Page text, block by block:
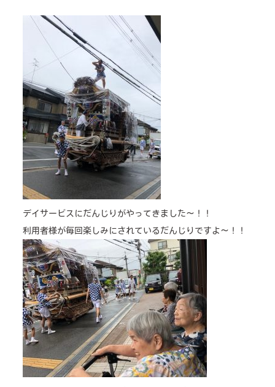
home helper
care plan center
concierge desk
facilities
cafe
news & events
デイサービスにだんじりがやってきました～！！
利用者様が毎回楽しみにされているだんじりですよ～！！